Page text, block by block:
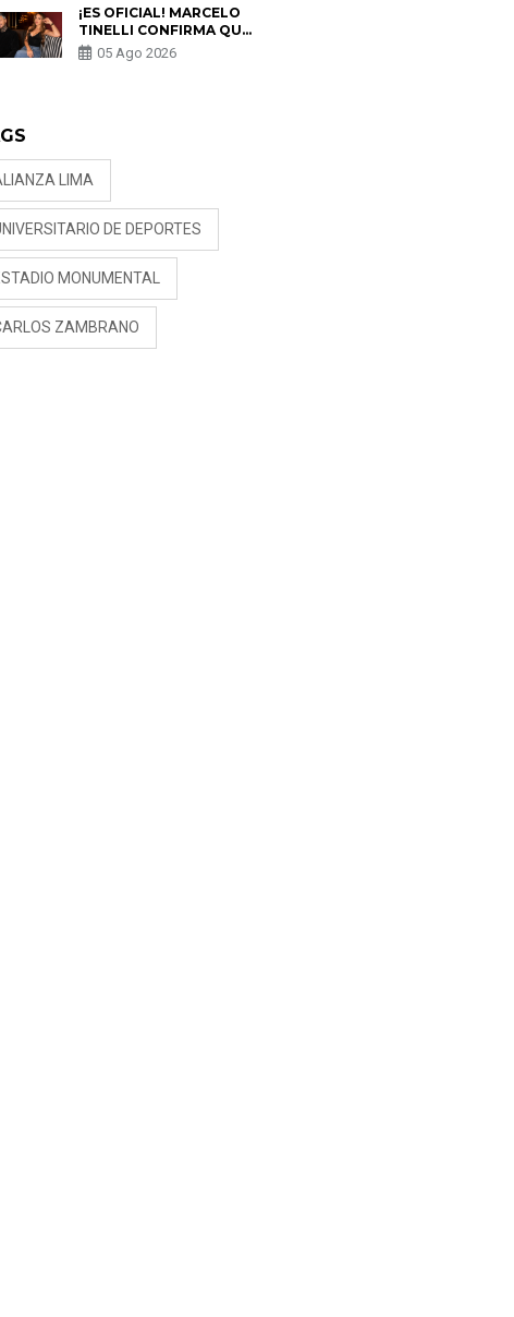
PREOCUPACIÓN
¡ES OFICIAL! MARCELO
TINELLI CONFIRMA QUE
REGRESÓ CON MILETT
FIGUEROA: “EL AMOR
05 Ago 2026
LIMA
DE DEPORTES
MONUMENTAL
ZAMBRANO